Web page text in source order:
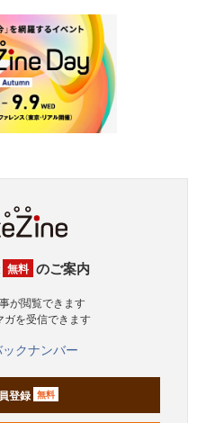
無料 のご案内
が閲覧できます
ガを受信できます
ックナンバー
登録 無料